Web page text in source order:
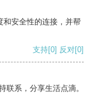
和安全性的连接，并帮
支持[0] 反对[0]
联系，分享生活点滴。